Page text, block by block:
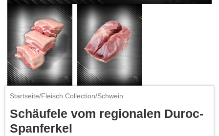
Startseite/Fleisch Collection/Schwein
Schäufele vom regionalen Duroc-
Spanferkel